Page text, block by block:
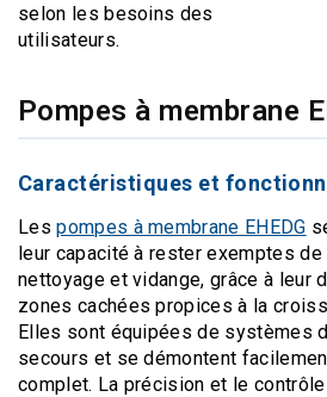
selon les besoins des
utilisateurs.
Pompes à membrane
Caractéristiques et
Lespompes à membrane EHEDG
leur capacité à rester exemptes
nettoyage et vidange, grâce à leur
zones cachées propices à la
Elles sont équipées de systèmes
secours et se démontent
complet. La précision et le